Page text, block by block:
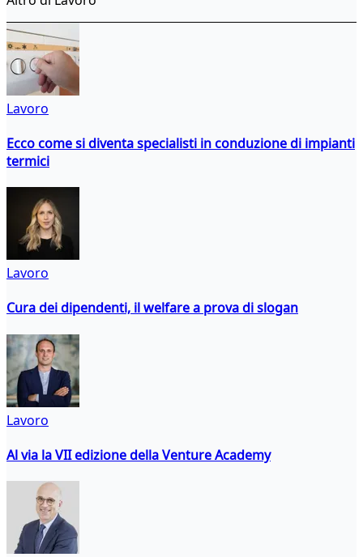
Lavoro
Ecco come si diventa specialisti in conduzione di impianti
termici
Lavoro
Cura dei dipendenti, il welfare a prova di slogan
Lavoro
Al via la VII edizione della Venture Academy